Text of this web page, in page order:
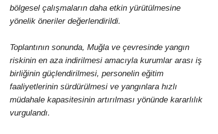
bölgesel çalışmaların daha etkin yürütülmesine
yönelik öneriler değerlendirildi.
Toplantının sonunda, Muğla ve çevresinde yangın
riskinin en aza indirilmesi amacıyla kurumlar arası iş
birliğinin güçlendirilmesi, personelin eğitim
faaliyetlerinin sürdürülmesi ve yangınlara hızlı
müdahale kapasitesinin artırılması yönünde kararlılık
vurgulandı.